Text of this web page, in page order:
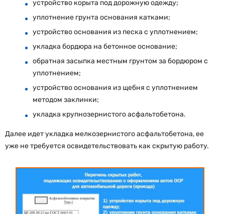
устройство корыта под дорожную одежду;
уплотнение грунта основания катками;
устройство основания из песка с уплотнением;
укладка бордюра на бетонное основание;
обратная засыпка местным грунтом за бордюром с
уплотнением;
устройство основания из щебня с уплотнением
методом заклинки;
укладка крупнозернистого асфальтобетона.
Далее идет укладка мелкозернистого асфальтобетона, ее
уже не требуется освидетельствовать как скрытую работу.